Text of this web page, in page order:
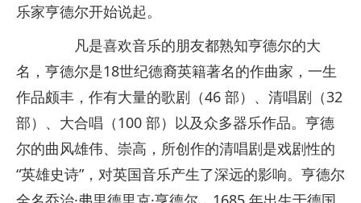
乐家亨德尔开始说起。
凡是喜欢音乐的朋友都熟知亨德尔的大
名，亨德尔是18世纪德裔英籍著名的作曲家，一生
作品颇丰，作有大量的歌剧（46 部）、清唱剧（32
部）、大合唱（100 部）以及众多器乐作品。亨德
尔的曲风雄伟、崇高，所创作的清唱剧是戏剧性的
“英雄史诗”，对英国音乐产生了深远的影响。亨德尔